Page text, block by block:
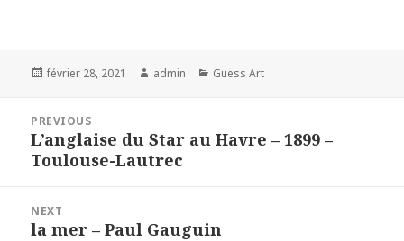
Posted
février 28, 2021 Author
admin Categories
Guess Art
l’article
PREVIOUS
Previous
post:
L’anglaise du Star au Havre – 1899 –
Toulouse-Lautrec
NEXT
Next
la mer – Paul Gauguin